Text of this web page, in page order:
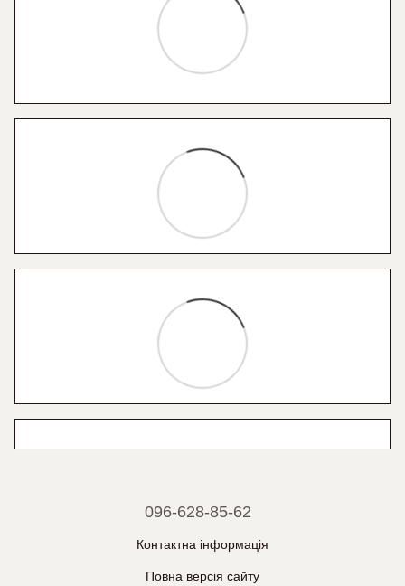
096-628-85-62
Контактна інформація
Повна версія сайту